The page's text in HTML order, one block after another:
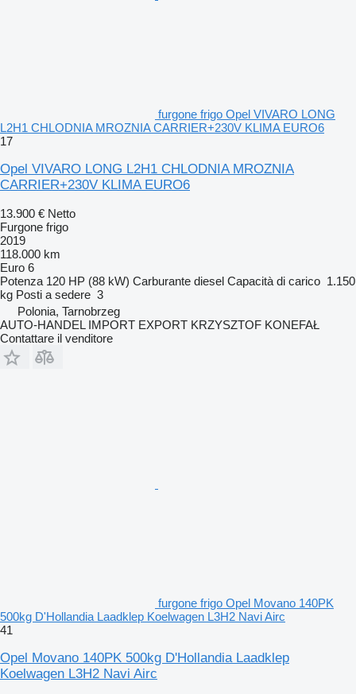
furgone frigo Opel VIVARO LONG
L2H1 CHLODNIA MROZNIA CARRIER+230V KLIMA EURO6
17
Opel VIVARO LONG L2H1 CHLODNIA MROZNIA
CARRIER+230V KLIMA EURO6
13.900 € Netto
Furgone frigo
2019
118.000 km
Euro 6
Potenza 120 HP (88 kW) Carburante diesel Capacità di carico 1.150
kg Posti a sedere 3
Polonia, Tarnobrzeg
AUTO-HANDEL IMPORT EXPORT KRZYSZTOF KONEFAŁ
Contattare il venditore
furgone frigo Opel Movano 140PK
500kg D'Hollandia Laadklep Koelwagen L3H2 Navi Airc
41
Opel Movano 140PK 500kg D'Hollandia Laadklep
Koelwagen L3H2 Navi Airc